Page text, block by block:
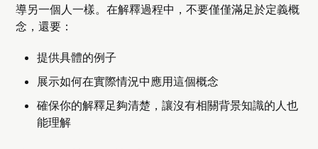
導另一個人一樣。在解釋過程中，不要僅僅滿足於定義概
念，還要：
提供具體的例子
展示如何在實際情況中應用這個概念
確保你的解釋足夠清楚，讓沒有相關背景知識的人也
能理解